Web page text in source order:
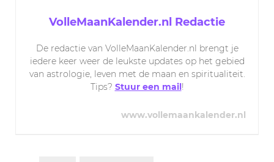
VolleMaanKalender.nl Redactie
De redactie van VolleMaanKalender.nl brengt je
iedere keer weer de leukste updates op het gebied
van astrologie, leven met de maan en spiritualiteit.
Tips? Stuur een mail !
www.vollemaankalender.nl